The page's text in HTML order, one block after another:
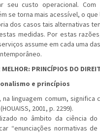
seu custo operacional.
se torna mais acessível, o
dos casos tais alternativas
medidas. Por estas
assume em cada uma
MELHOR: PRINCÍPIOS DO
e princípios
na linguagem comum,
2001, p. 2299).
no âmbito da ciência
“enunciações normativas